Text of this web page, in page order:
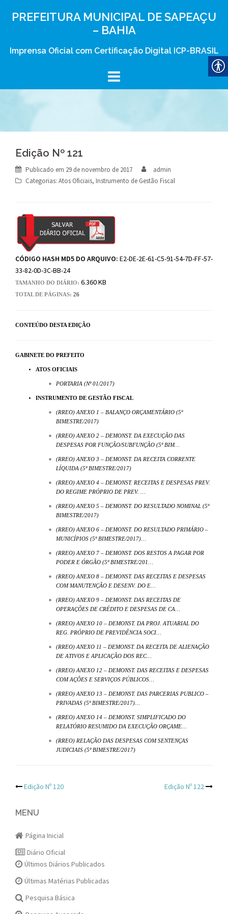
PREFEITURA MUNICIPAL DE SAPEAÇU
– BAHIA
Imprensa Oficial com Certificação Digital ICP-BRASIL
Edição Nº 121
Publicado em 29 de novembro de 2017
admin
Categorias: Atos Oficiais, Instrumento de Gestão Fiscal
CÓDIGO HASH MD5 DO ARQUIVO: E2-DE-2E-61-C5-91-54-7D-FF-57-
33-82-0D-3C-BB-24
TAMANHO DO DIÁRIO: 6.360 KB
TOTAL DE PÁGINAS: 26
CONTEÚDO DESTA EDIÇÃO
GABINETE DO PREFEITO
ATOS OFICIAIS
PORTARIA (Nº 01/2017)
INSTRUMENTO DE GESTÃO FISCAL
(RREO) ANEXO 1 – BALANÇO ORÇAMENTÁRIO (5º
BIMESTRE/2017)
(RREO) ANEXO 2 – DEMONST. DA EXECUÇÃO DAS
DESPESAS POR FUNÇÃO/SUBFUNÇÃO (5º BIM…
(RREO) ANEXO 3 – DEMONST. DA RECEITA CORRENTE
LÍQUIDA (5º BIMESTRE/2017)
(RREO) ANEXO 4 – DEMONST. RECEITAS E DESPESAS PREV.
DO REGIME PRÓPRIO DE PREV. …
(RREO) ANEXO 5 – DEMONST. DO RESULTADO NOMINAL (5º
BIMESTRE/2017)
(RREO) ANEXO 6 – DEMONST. DO RESULTADO PRIMÁRIO –
MUNICÍPIOS (5º BIMESTRE/2017)…
(RREO) ANEXO 7 – DEMONST. DOS RESTOS A PAGAR POR
PODER E ÓRGÃO (5º BIMESTRE/201…
(RREO) ANEXO 8 – DEMONST. DAS RECEITAS E DESPESAS
COM MANUTENÇÃO E DESENV. DO E…
(RREO) ANEXO 9 – DEMONST. DAS RECEITAS DE
OPERAÇÕES DE CRÉDITO E DESPESAS DE CA…
(RREO) ANEXO 10 – DEMONST. DA PROJ. ATUARIAL DO
REG. PRÓPRIO DE PREVIDÊNCIA SOCI…
(RREO) ANEXO 11 – DEMONST. DA RECEITA DE ALIENAÇÃO
DE ATIVOS E APLICAÇÃO DOS REC…
(RREO) ANEXO 12 – DEMONST. DAS RECEITAS E DESPESAS
COM AÇÕES E SERVIÇOS PÚBLICOS…
(RREO) ANEXO 13 – DEMONST. DAS PARCERIAS PUBLICO –
PRIVADAS (5º BIMESTRE/2017)…
(RREO) ANEXO 14 – DEMONST. SIMPLIFICADO DO
RELATÓRIO RESUMIDO DA EXECUÇÃO ORÇAME…
(RREO) RELAÇÃO DAS DESPESAS COM SENTENÇAS
JUDICIAIS (5º BIMESTRE/2017)
Post
navigation
Edição Nº 120 Edição Nº 122
MENU
Página Inicial
Diário Oficial
Últimos Diários Publicados
Últimas Matérias Publicadas
Pesquisa Básica